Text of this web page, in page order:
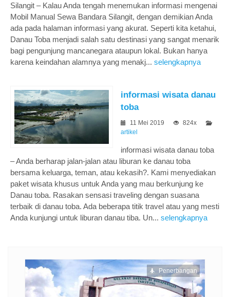
Silangit – Kalau Anda tengah menemukan informasi mengenai
Mobil Manual Sewa Bandara Silangit, dengan demikian Anda
ada pada halaman informasi yang akurat. Seperti kita ketahui,
Danau Toba menjadi salah satu destinasi yang sangat menarik
bagi pengunjung mancanegara ataupun lokal. Bukan hanya
karena keindahan alamnya yang menakj... selengkapnya
informasi wisata danau
toba
11 Mei 2019
824x
artikel
informasi wisata danau toba
– Anda berharap jalan-jalan atau liburan ke danau toba
bersama keluarga, teman, atau kekasih?. Kami menyediakan
paket wisata khusus untuk Anda yang mau berkunjung ke
Danau toba. Rasakan sensasi traveling dengan suasana
terbaik di danau toba. Ada beberapa titik travel atau yang mesti
Anda kunjungi untuk liburan danau tiba. Un... selengkapnya
Penerbangan